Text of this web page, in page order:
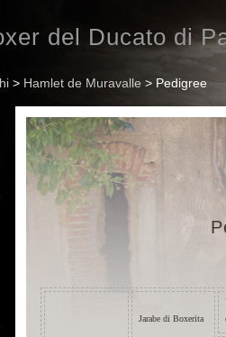
del Ducato di
> Hamlet de Muravalle > Pedigree
Jarabe di Boxerita